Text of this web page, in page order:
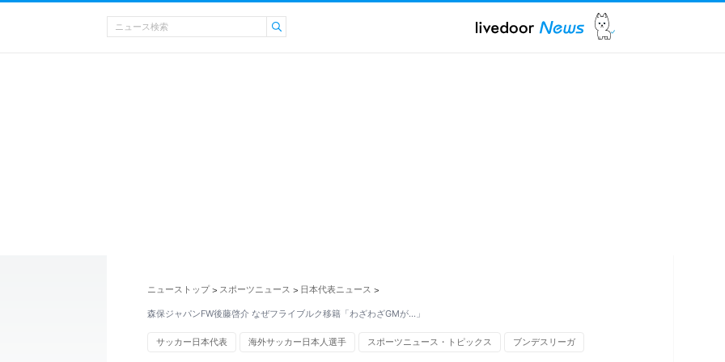
ニューストップ > スポーツニュース > 日本代表ニュース >
森保ジャパンFW後藤啓介 なぜフライブルク移籍「わざわざGMが…」
サッカー日本代表 海外サッカー日本人選手 スポーツニュース・トピックス ブンデスリーガ